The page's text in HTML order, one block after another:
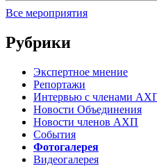
Все мероприятия
Рубрики
Экспертное мнение
Репортажи
Интервью с членами
Новости Объединения
Новости членов АХП
События
Фотогалерея
Видеогалерея